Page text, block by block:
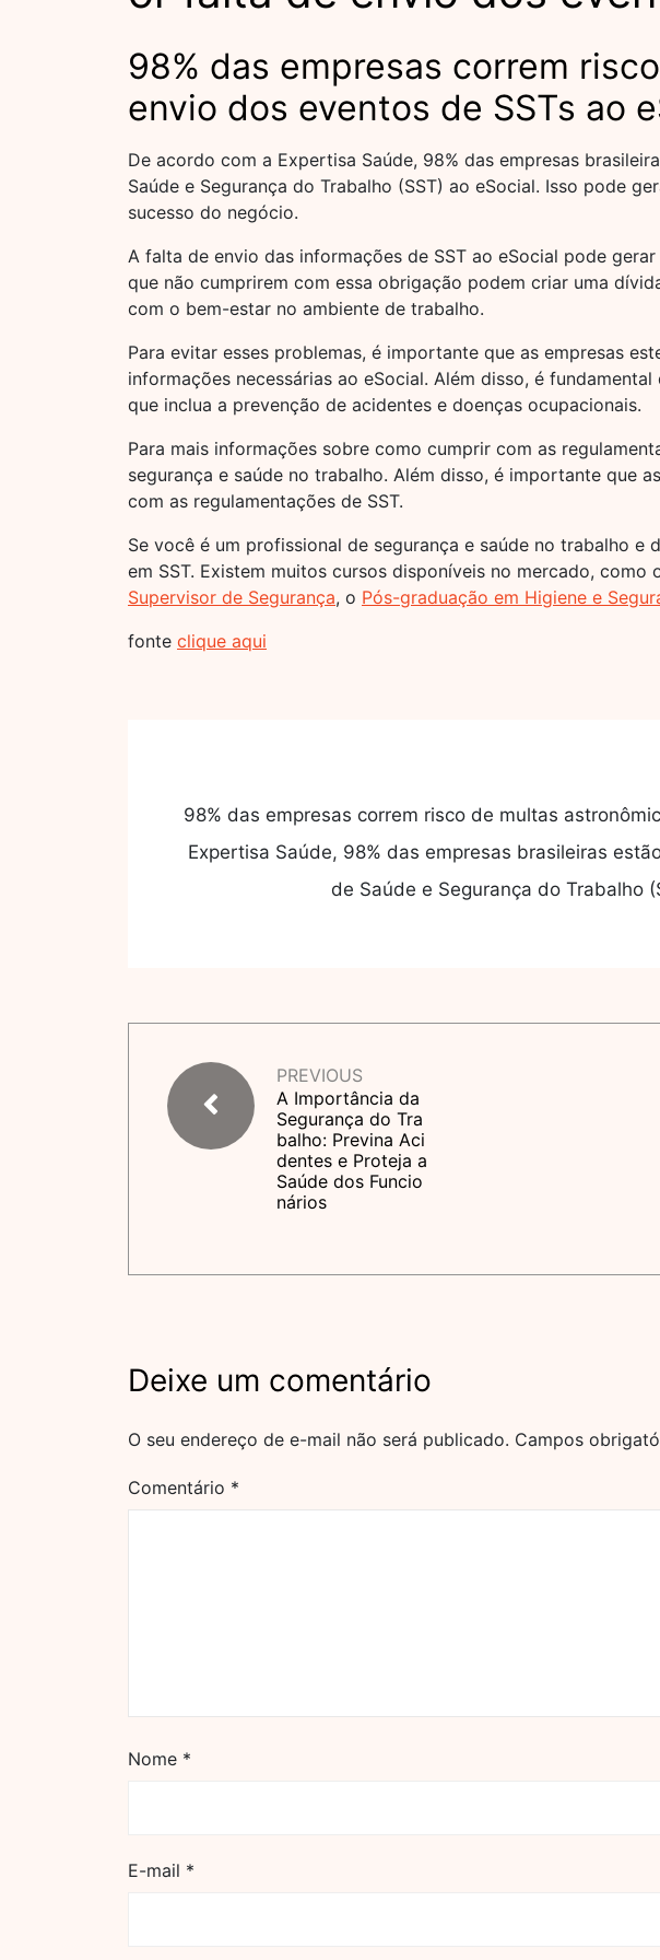
98% das empresas correm
envio dos eventos de SSTs ao
De acordo com a Expertisa Saúde, 98% das empresas
Saúde e Segurança do Trabalho (SST) ao eSocial. Isso pode
sucesso do negócio.
A falta de envio das informações de SST ao eSocial pode
que não cumprirem com essa obrigação podem criar uma
com o bem-estar no ambiente de trabalho.
Para evitar esses problemas, é importante que as empresas
informações necessárias ao eSocial. Além disso, é
que inclua a prevenção de acidentes e doenças ocupacionais.
Para mais informações sobre como cumprir com as
segurança e saúde no trabalho. Além disso, é importante que
com as regulamentações de SST.
Se você é um profissional de segurança e saúde no trabalho e
em SST. Existem muitos cursos disponíveis no mercado, como
Supervisor de Segurança, o Pós-graduação em Higiene e
fonte clique aqui
98% das empresas correm risco de multas
Expertisa Saúde, 98% das empresas brasileiras
de Saúde e Segurança do Trabalho
PREVIOUS
A Importância da
Segurança do Tra
balho: Previna Aci
dentes e Proteja a
Saúde dos Funcio
nários
Deixe um comentário
O seu endereço de e-mail não será publicado. Campos
Comentário *
Nome *
E-mail *